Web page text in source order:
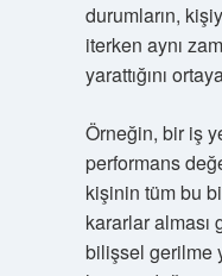
durumların,
iterken aynı
yarattığını
Örneğin, bir iş
performans
kişinin tüm bu
kararlar alması
bilişsel gerilme